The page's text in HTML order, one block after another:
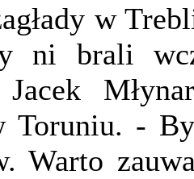
w
ni brali
Jacek
Toruniu. -
Warto